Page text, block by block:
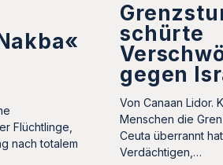
Flüchtlinge,
nach totalem
schürte
gegen
Von Canaan Lidor.
Menschen die
Ceuta überrannt
Verdächtigen,…